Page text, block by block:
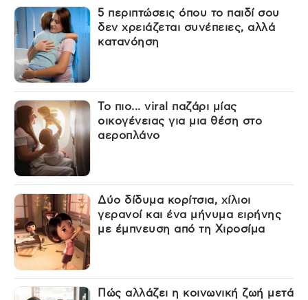
5 περιπτώσεις όπου το παιδί σου
δεν χρειάζεται συνέπειες, αλλά
κατανόηση
Το πιο... viral παζάρι μίας
οικογένειας για μια θέση στο
αεροπλάνο
Δύο δίδυμα κορίτσια, χίλιοι
γερανοί και ένα μήνυμα ειρήνης
με έμπνευση από τη Χιροσίμα
Πώς αλλάζει η κοινωνική ζωή μετά